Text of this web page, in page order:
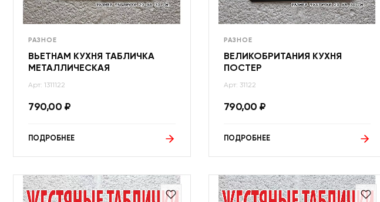
РАЗНОЕ
ВЬЕТНАМ КУХНЯ ТАБЛИЧКА
МЕТАЛЛИЧЕСКАЯ
Арт: 1311122
790,00 ₽
ПОДРОБНЕЕ
РАЗНОЕ
ВЕЛИКОБРИТАНИЯ КУХНЯ
ПОСТЕР
Арт: 31122
790,00 ₽
ПОДРОБНЕЕ